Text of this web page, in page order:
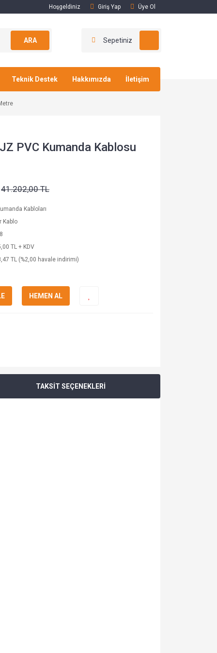
Hoşgeldiniz Giriş Yap Üye Ol
ARA Sepetiniz
Teknik Destek Hakkımızda İletişim
PVC Kumanda Kablosu
41.202,00 TL
Kabloları
Kablo
TL + KDV
TL (%2,00 havale indirimi)
HEMEN AL
TAKSİT SEÇENEKLERİ